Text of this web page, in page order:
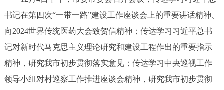
政策兑现 政策解读 回应关切
决策公开 专题公开
政务服务
书记在第四次“一带一路”建设工作座谈会上的重要讲话精神、
向2024世界传统医药大会致贺信精神；传达学习习近平总书
记对新时代马克思主义理论研究和建设工程作出的重要指示
精神，研究我市初步贯彻落实意见；传达学习中央巡视工作
领导小组对村巡察工作推进座谈会精神，研究我市初步贯彻